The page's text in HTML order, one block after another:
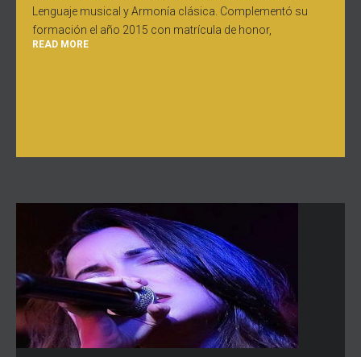
Lenguaje musical y Armonía clásica. Complementó su
formación el año 2015 con matrícula de honor,
READ MORE